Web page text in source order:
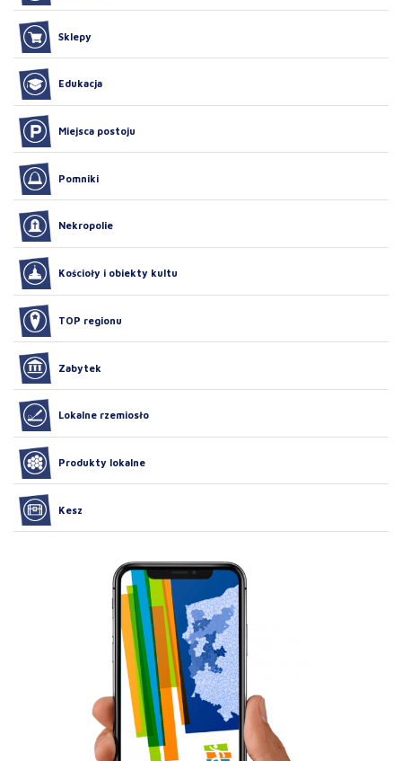
Sklepy
Edukacja
Miejsca postoju
Pomniki
Nekropolie
Kościoły i obiekty kultu
TOP regionu
Zabytek
Lokalne rzemiosło
Produkty lokalne
Kesz